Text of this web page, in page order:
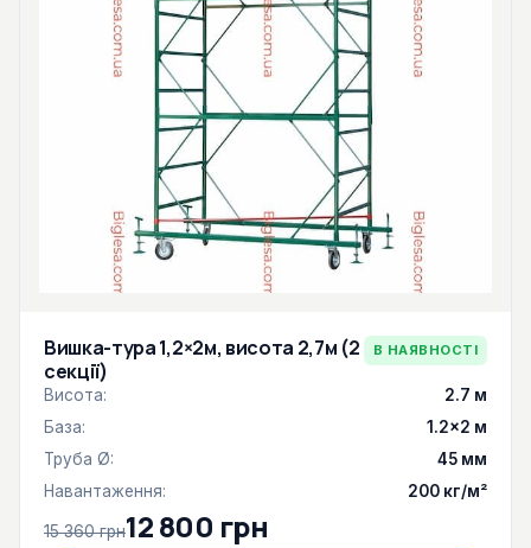
Вишка-тура 1,2×2м, висота 2,7м (2
секції)
В НАЯВНОСТІ
Висота:
2.7 м
База:
1.2×2 м
Труба Ø:
45 мм
Навантаження:
200 кг/м²
15 360 грн12 800 грн